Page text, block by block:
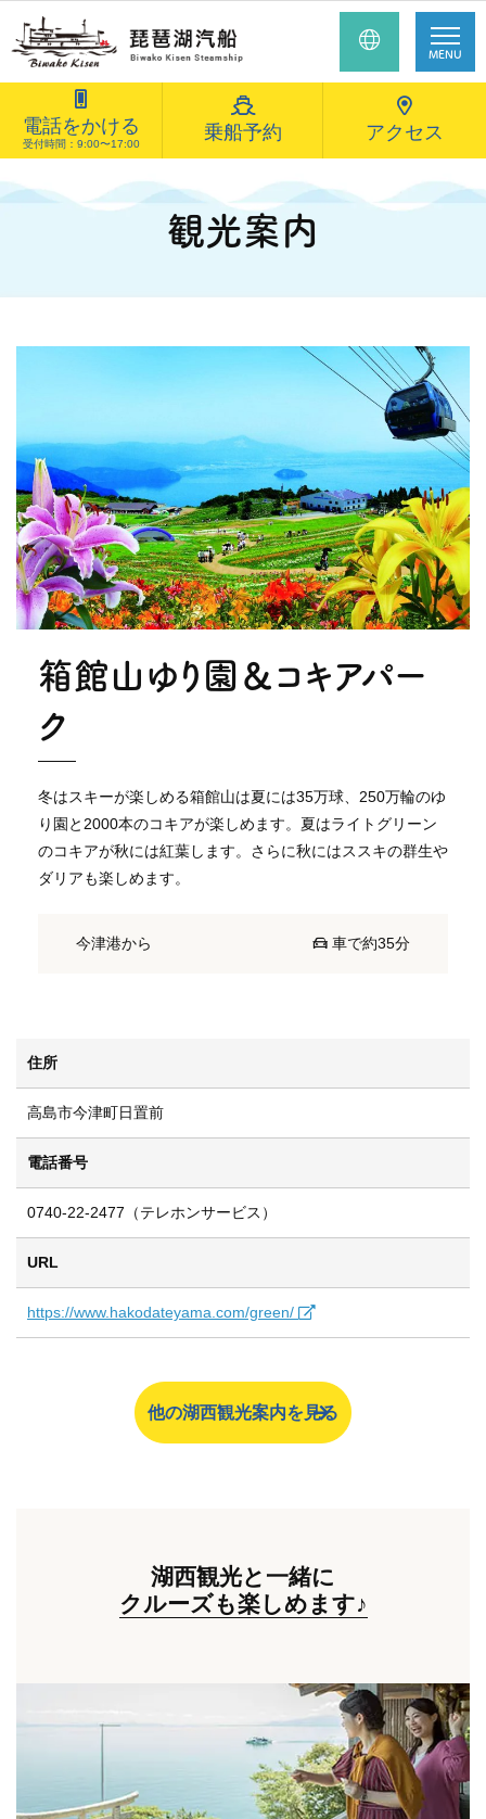
MENU
電話をかける
受付時間：9:00〜17:00
乗船予約 アクセス
観光案内
箱館山ゆり園＆コキアパー
ク
冬はスキーが楽しめる箱館山は夏には35万球、250万輪のゆ
り園と2000本のコキアが楽しめます。夏はライトグリーン
のコキアが秋には紅葉します。さらに秋にはススキの群生や
ダリアも楽しめます。
今津港から 車で約35分
住所
高島市今津町日置前
電話番号
0740-22-2477（テレホンサービス）
URL
https://www.hakodateyama.com/green/
他の湖西観光案内を見る
湖西観光と一緒に
クルーズも楽しめます♪